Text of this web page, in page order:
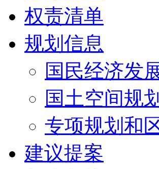
权责清单
规划信息
国民经济发
国土空间规划
专项规划和
建议提案